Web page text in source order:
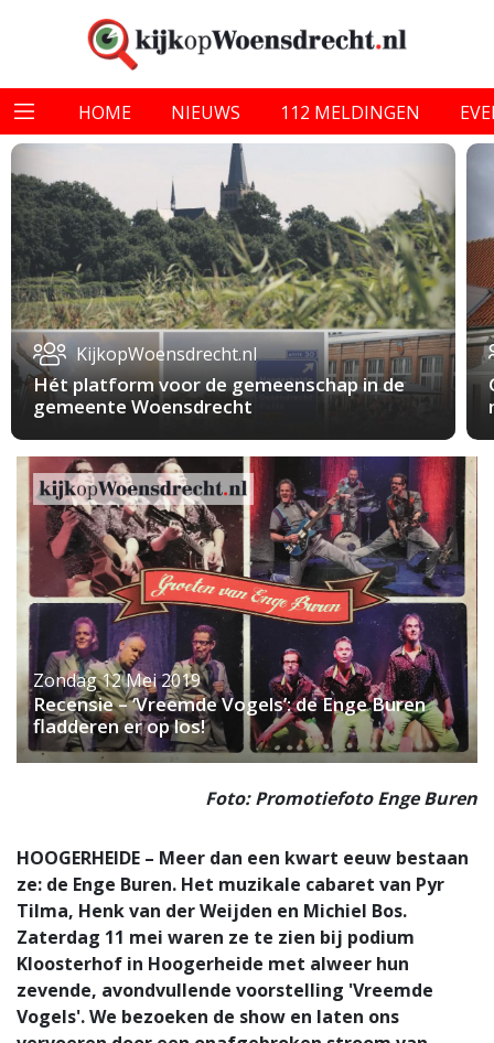
HOME NIEUWS 112 MELDINGEN
KijkopWoensdrecht.nl
Hét platform voor de gemeenschap in de
gemeente Woensdrecht
Zondag 12 Mei 2019
Recensie – ‘Vreemde Vogels’: de Enge Buren
fladderen er op los!
Foto: Promotiefoto Enge Buren
HOOGERHEIDE – Meer dan een kwart eeuw bestaan
ze: de Enge Buren. Het muzikale cabaret van Pyr
Tilma, Henk van der Weijden en Michiel Bos.
Zaterdag 11 mei waren ze te zien bij podium
Kloosterhof in Hoogerheide met alweer hun
zevende, avondvullende voorstelling 'Vreemde
Vogels'. We bezoeken de show en laten ons